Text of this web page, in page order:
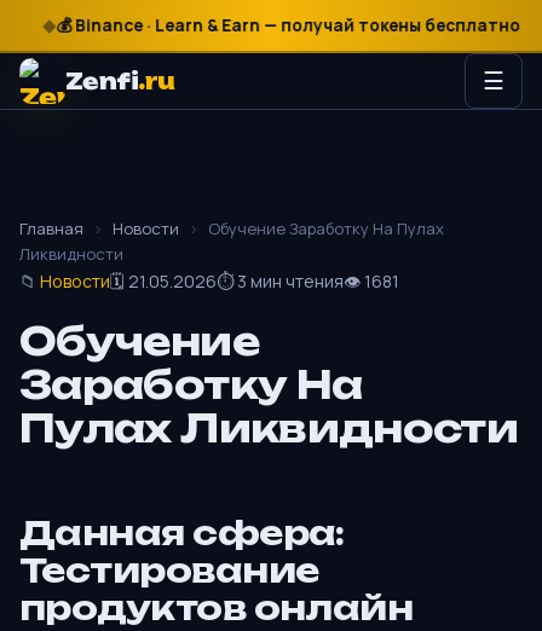
₽
$
€
💰 Binance · Learn & Earn — получай токены бесплатно
Zenfi.ru ☰
Главная › Новости ›
Обучение Заработку На Пулах
Ликвидности
📁 Новости🗓 21.05.2026⏱ 3 мин чтения👁 1681
Обучение
Заработку На
Пулах Ликвидности
Данная сфера:
Тестирование
продуктов онлайн